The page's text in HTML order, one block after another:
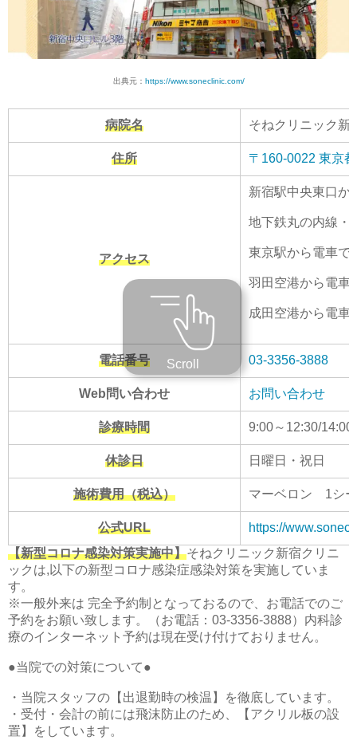
出典元： https://www.soneclinic.com/
病院名 そねクリニック新
住所 〒160-0022 東京
アクセス
新宿駅中央東口か
地下鉄丸の内線
東京駅から電車で
羽田空港から電車
成田空港から電車
電話番号 03-3356-3888
Web問い合わせ お問い合わせ
診療時間 9:00～12:30/14:00
休診日 日曜日・祝日
施術費用（税込） マーベロン 1シ
公式URL https://
Scroll
【新型コロナ感染対策実施中】そねクリニック新宿クリニ
ックは,以下の新型コロナ感染症感染対策を実施していま
す。
※一般外来は 完全予約制となっておるので、お電話でのご
予約をお願い致します。（お電話：03-3356-3888）内科診
療のインターネット予約は現在受け付けておりません。
●当院での対策について●
・当院スタッフの【出退勤時の検温】を徹底しています。
・受付・会計の前には飛沫防止のため、【アクリル板の設
置】をしています。